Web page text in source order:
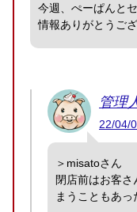
今週、ぺーぱんと
情報ありがとうご
管理
22/04/
＞misatoさん
閉店前はお客さ
まうこともあっ